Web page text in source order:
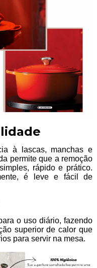
à lascas, manchas e
permite que a remoção
rápido e prático.
é leve e fácil de
o uso diário, fazendo
superior de calor que
para servir na mesa.